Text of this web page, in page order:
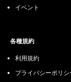
イベント
各種規約
利用規約
プライバシーポリシ